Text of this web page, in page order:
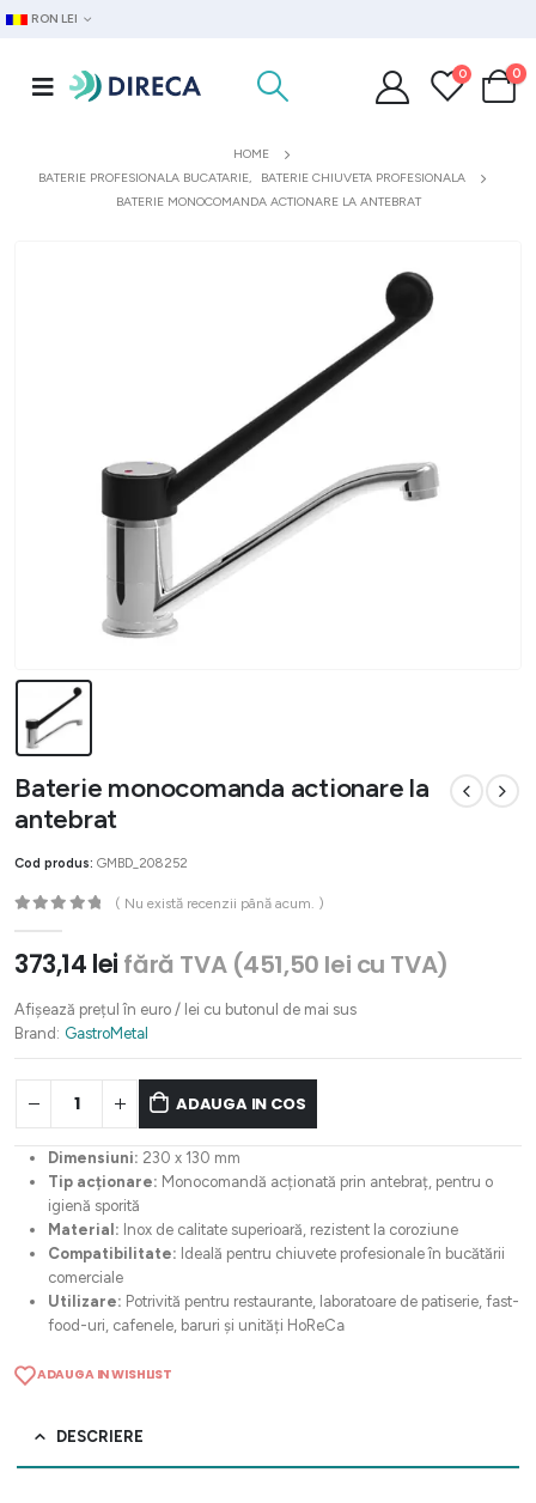
RON LEI
0 0
HOME
BATERIE PROFESIONALA BUCATARIE,
BATERIE CHIUVETA PROFESIONALA
BATERIE MONOCOMANDA ACTIONARE LA ANTEBRAT
Baterie monocomanda actionare la
antebrat
Cod produs: GMBD_208252
( Nu există recenzii până acum. )
373,14 lei fără TVA (451,50 lei cu TVA)
Afișează prețul în euro / lei cu butonul de mai sus
Brand: GastroMetal
ADAUGA IN COS
Dimensiuni: 230 x 130 mm
Tip acționare: Monocomandă acționată prin antebraț, pentru o
igienă sporită
Material: Inox de calitate superioară, rezistent la coroziune
Compatibilitate: Ideală pentru chiuvete profesionale în bucătării
comerciale
Utilizare: Potrivită pentru restaurante, laboratoare de patiserie, fast-
food-uri, cafenele, baruri și unități HoReCa
ADAUGA IN WISHLIST
DESCRIERE